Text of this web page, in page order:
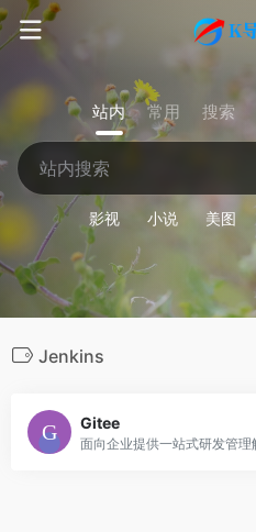
站内 常用 搜索
影视 小说 美图
Jenkins
Gitee